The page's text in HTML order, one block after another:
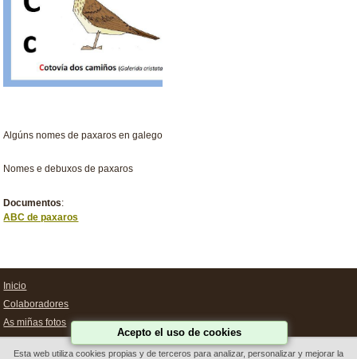
Algúns nomes de paxaros en galego
Nomes e debuxos de paxaros
Documentos:
ABC de paxaros
Inicio
Colaboradores
As miñas fotos
Acepto el uso de cookies
Esta web utiliza cookies propias y de terceros para analizar, personalizar y mejorar la